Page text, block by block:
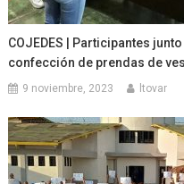
COJEDES | Participantes
confección de prendas de
9 noviembre, 2023 ltovar